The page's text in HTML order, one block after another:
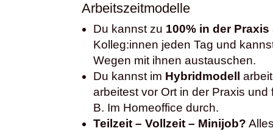
Arbeitszeitmodelle
Du kannst zu 100% in der Praxis
Kolleg:innen jeden Tag und
Wegen mit ihnen austauschen.
Du kannst im Hybridmodell
arbeitest vor Ort in der Praxis
B. Im Homeoffice durch.
Teilzeit – Vollzeit – Minijob?